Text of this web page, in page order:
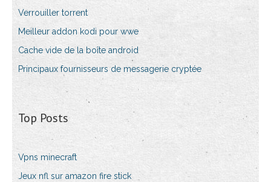
Verrouiller torrent
Meilleur addon kodi pour wwe
Cache vide de la boîte android
Principaux fournisseurs de messagerie cryptée
Top Posts
Vpns minecraft
Jeux nfl sur amazon fire stick